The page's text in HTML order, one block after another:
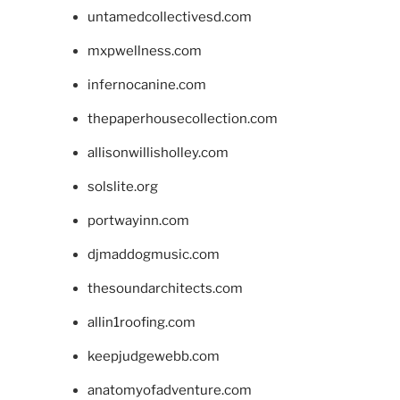
untamedcollectivesd.com
mxpwellness.com
infernocanine.com
thepaperhousecollection.com
allisonwillisholley.com
solslite.org
portwayinn.com
djmaddogmusic.com
thesoundarchitects.com
allin1roofing.com
keepjudgewebb.com
anatomyofadventure.com